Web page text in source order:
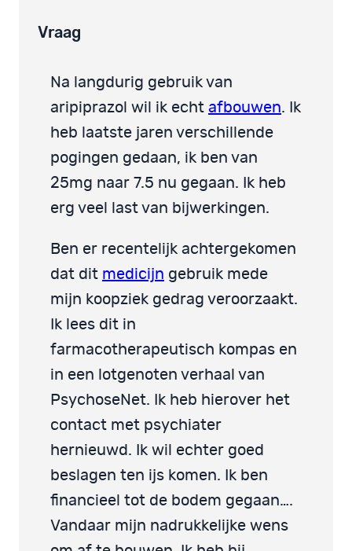
Vraag
Na langdurig gebruik van
aripiprazol wil ik echt afbouwen. Ik
heb laatste jaren verschillende
pogingen gedaan, ik ben van
25mg naar 7.5 nu gegaan. Ik heb
erg veel last van bijwerkingen.
Ben er recentelijk achtergekomen
dat dit medicijn gebruik mede
mijn koopziek gedrag veroorzaakt.
Ik lees dit in
farmacotherapeutisch kompas en
in een lotgenoten verhaal van
PsychoseNet. Ik heb hierover het
contact met psychiater
hernieuwd. Ik wil echter goed
beslagen ten ijs komen. Ik ben
financieel tot de bodem gegaan….
Vandaar mijn nadrukkelijke wens